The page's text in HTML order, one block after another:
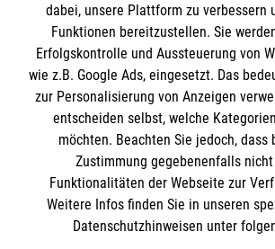
Mitwirken
Ansprechpartner
Standorte
Kontakt
Impressum
Datenschutz
Barrierefreiheit
Medizinproduktesicherheit
Netiquette
Malteser online
Malteser bundesweit
Malteser im Bistum Mainz
Malteserorden
Malteser Jugend
Spendenkonto
Empfänger: Malteser Hilfsdienst
dabei, unsere Plattform zu verbessern
Funktionen bereitzustellen. Sie
Erfolgskontrolle und Aussteuerung von
wie z.B. Google Ads, eingesetzt. Das
zur Personalisierung von Anzeigen
entscheiden selbst, welche
möchten. Beachten Sie jedoch, dass
Zustimmung gegebenenfalls
Funktionalitäten der Webseite zur
Weitere Infos finden Sie in unseren
Datenschutzhinweisen unter